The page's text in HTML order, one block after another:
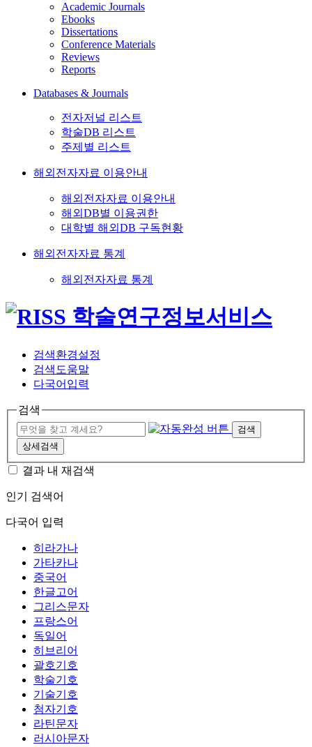
Academic Journals
Ebooks
Dissertations
Conference Materials
Reviews
Reports
Databases & Journals
전자저널 리스트
학술DB 리스트
주제별 리스트
해외전자자료 이용안내
해외전자자료 이용안내
해외DB별 이용권한
대학별 해외DB 구독현황
해외전자자료 통계
해외전자자료 통계
검색환경설정
검색도움말
다국어입력
검색
검색
상세검색
결과 내 재검색
인기 검색어
다국어 입력
히라가나
가타카나
중국어
한글고어
그리스문자
프랑스어
독일어
히브리어
괄호기호
학술기호
기술기호
첨자기호
라틴문자
러시아문자